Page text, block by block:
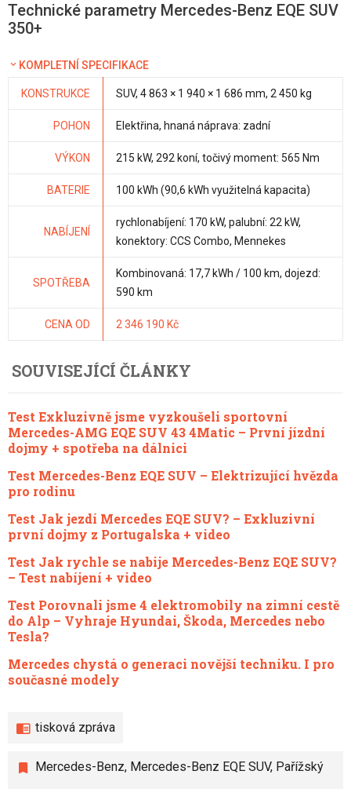
Technické parametry Mercedes-Benz EQE SUV
350+
KOMPLETNÍ SPECIFIKACE
KONSTRUKCE SUV, 4 863 × 1 940 × 1 686 mm, 2 450 kg
POHON Elektřina, hnaná náprava: zadní
VÝKON 215 kW, 292 koní, točivý moment: 565 Nm
BATERIE 100 kWh (90,6 kWh využitelná kapacita)
NABÍJENÍ
rychlonabíjení: 170 kW, palubní: 22 kW,
konektory: CCS Combo, Mennekes
SPOTŘEBA
Kombinovaná: 17,7 kWh / 100 km, dojezd:
590 km
CENA OD 2 346 190 Kč
tisková zpráva
Mercedes-Benz, Mercedes-Benz EQE SUV, Pařížský
SOUVISEJÍCÍ ČLÁNKY
Test Exkluzivně jsme vyzkoušeli sportovní
Mercedes-AMG EQE SUV 43 4Matic – První jízdní
dojmy + spotřeba na dálnici
Test Mercedes-Benz EQE SUV – Elektrizující hvězda
pro rodinu
Test Jak jezdí Mercedes EQE SUV? – Exkluzivní
první dojmy z Portugalska + video
Test Jak rychle se nabije Mercedes-Benz EQE SUV?
– Test nabíjení + video
Test Porovnali jsme 4 elektromobily na zimní cestě
do Alp – Vyhraje Hyundai, Škoda, Mercedes nebo
Tesla?
Mercedes chystá o generaci novější techniku. I pro
současné modely